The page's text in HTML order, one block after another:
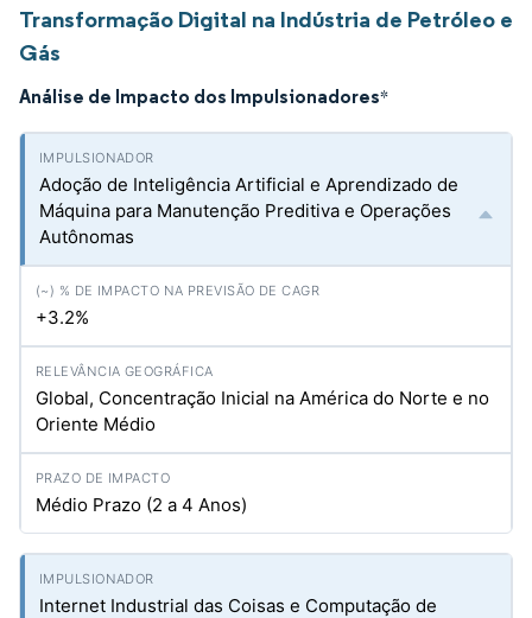
Transformação Digital na Indústria de Petróleo e
Gás
Análise de Impacto dos Impulsionadores*
Adoção de Inteligência Artificial e Aprendizado de
Máquina para Manutenção Preditiva e Operações
Autônomas
+3.2%
Global, Concentração Inicial na América do Norte e no
Oriente Médio
Médio Prazo (2 a 4 Anos)
Internet Industrial das Coisas e Computação de